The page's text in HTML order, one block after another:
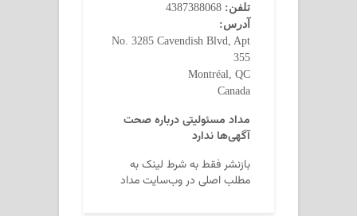
تلفن:
آدرس:
No. 3285 Cavendish Blvd, Apt
355
Montréal, QC
Canada
مداد مسئولیتی درباره صحت
آگهی‌ها ندارد
بازنشر فقط به شرط لینک به
مطلب اصلی در وب‌سایت مداد